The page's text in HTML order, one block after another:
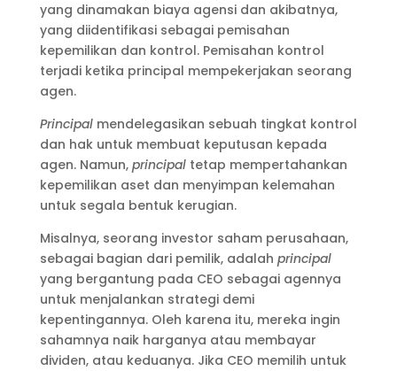
yang dinamakan biaya agensi dan akibatnya,
yang diidentifikasi sebagai pemisahan
kepemilikan dan kontrol. Pemisahan kontrol
terjadi ketika principal mempekerjakan seorang
agen.
Principalmendelegasikan sebuah tingkat kontrol
dan hak untuk membuat keputusan kepada
agen. Namun, principaltetap mempertahankan
kepemilikan aset dan menyimpan kelemahan
untuk segala bentuk kerugian.
Misalnya, seorang investor saham perusahaan,
sebagai bagian dari pemilik, adalah principal
yang bergantung pada CEO sebagai agennya
untuk menjalankan strategi demi
kepentingannya. Oleh karena itu, mereka ingin
sahamnya naik harganya atau membayar
dividen, atau keduanya. Jika CEO memilih untuk